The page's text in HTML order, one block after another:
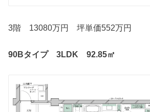
3階 13080万円 坪単価552万円
90Bタイプ 3LDK 92.85㎡